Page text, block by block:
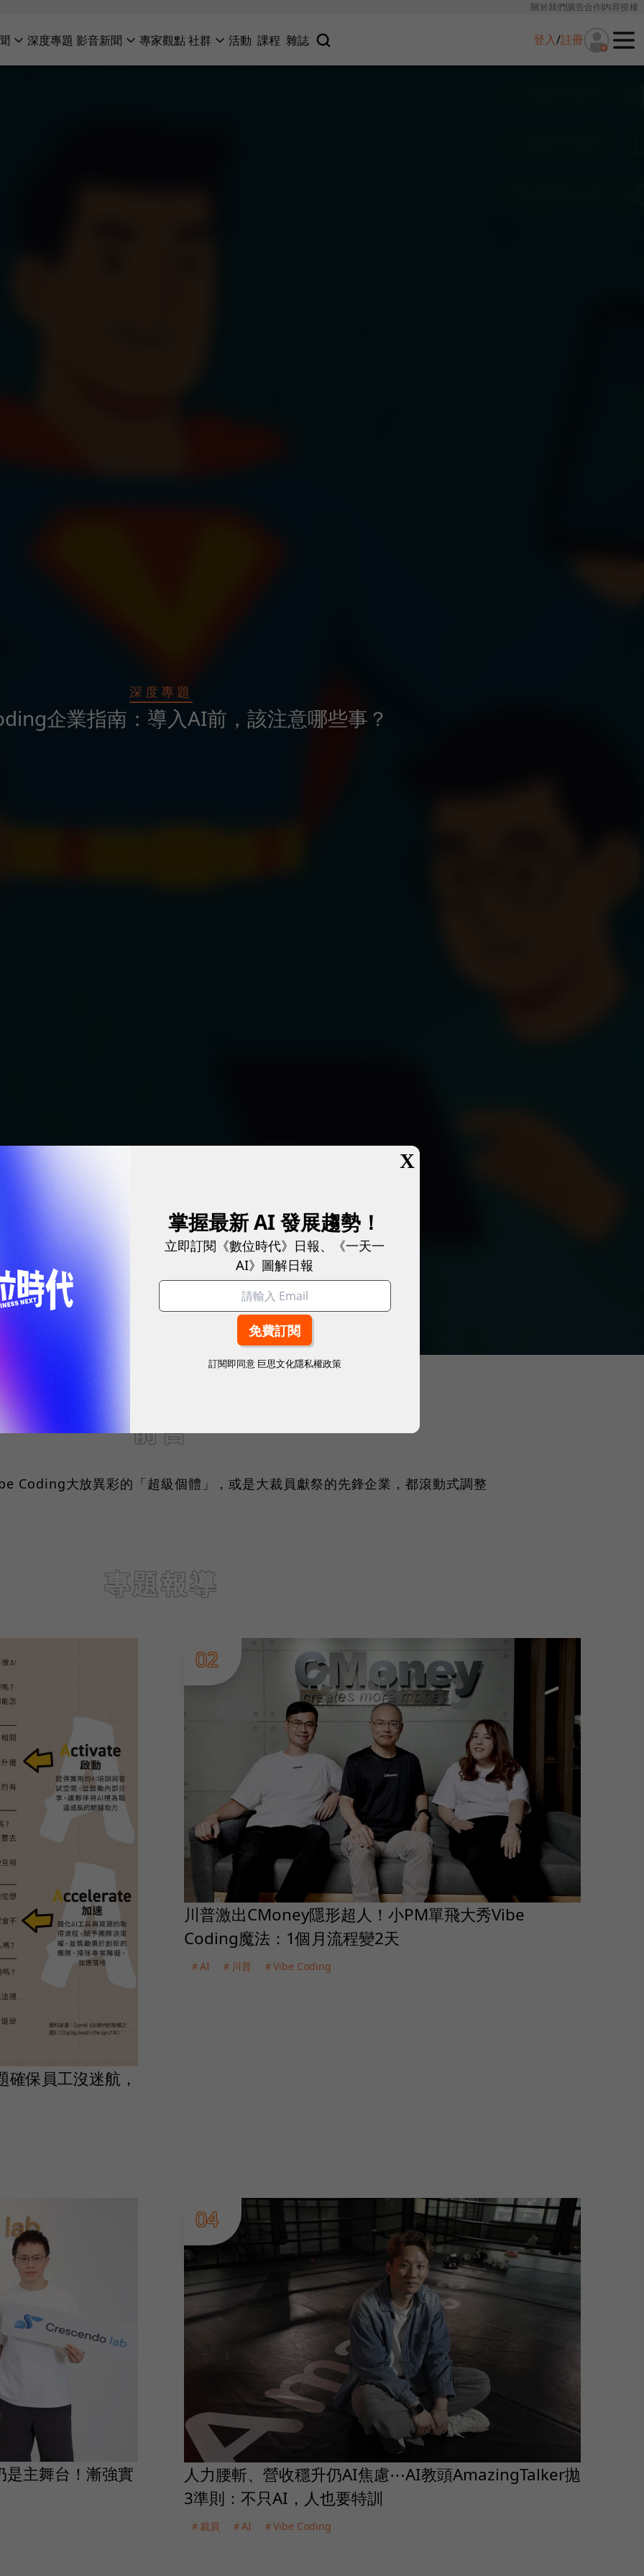
關於我們廣告合作內容授權
深度專題 影音新聞 專家觀點社群 活動 課程 雜誌 登入/註冊
深度專題
企業指南：導入AI前，該注意哪些事？
前言
Coding大放異彩的「超級個體」，或是大裁員獻祭的先鋒企業，都滾動式調整
專題報導
保員工沒迷航，
02
川普激出CMoney隱形超人！小PM單飛大秀Vibe
Coding魔法：1個月流程變2天
＃AI ＃川普 ＃Vibe Coding
主舞台！漸強實
04
人力腰斬、營收穩升仍AI焦慮⋯AI教頭AmazingTalker拋
3準則：不只AI，人也要特訓
＃裁員 ＃AI ＃Vibe Coding
X
掌握最新 AI 發展趨勢！
立即訂閱《數位時代》日報、《一天一
AI》圖解日報
訂閱即同意 巨思文化隱私權政策